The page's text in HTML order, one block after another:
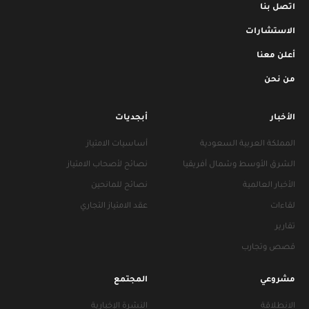
اتصل بنا
الاستشارات
أعلن معنا
من نحن
الأخبار
المملكة العربية السعودية
الشرق الأوسط وشمال أفريقيا
الأخبار العالمية
لقاءات
تقارير
قصص وتجارب
أبجديات
أساسيات الامتياز
نصائح لأصحاب الامتياز
نصائح للمانحين
عقد الامتياز التجاري
مشروعي
الانطلاقة
المجتمع
النشرة الإخبارية